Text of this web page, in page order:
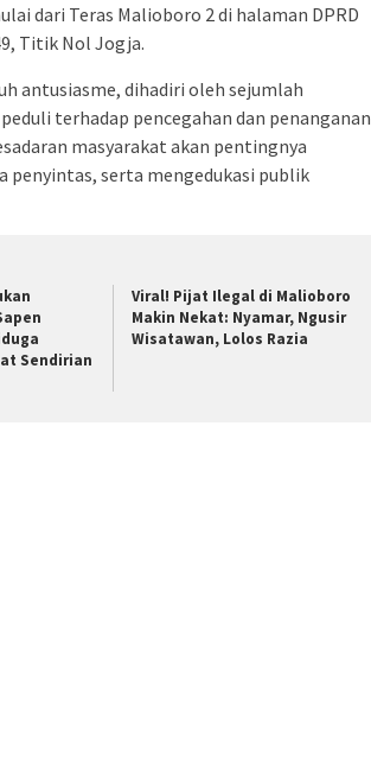
dari Teras Malioboro 2 di halaman DPRD
Titik Nol Jogja.
antusiasme, dihadiri oleh sejumlah
terhadap pencegahan dan penanganan
masyarakat akan pentingnya
penyintas, serta mengedukasi publik
Sendirian
Viral! Pijat Ilegal di Malioboro
Makin Nekat: Nyamar, Ngusir
Wisatawan, Lolos Razia